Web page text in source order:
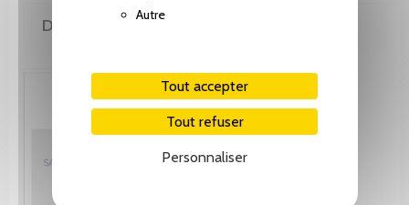
Autre
Tout accepter
Tout refuser
Personnaliser
DE MÊME AUTEUR(E)